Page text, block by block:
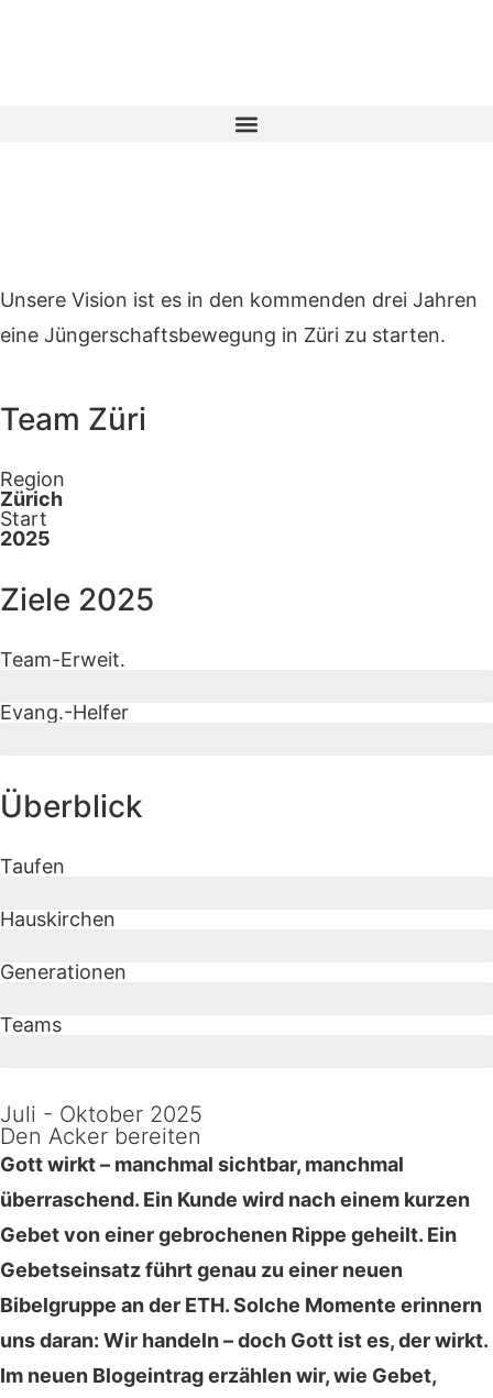
Unsere Vision ist es in den kommenden drei Jahren
eine Jüngerschaftsbewegung in Züri zu starten.
Team Züri
Region
Zürich
Start
2025
Ziele 2025
Team-Erweit.
Evang.-Helfer
Überblick
Taufen
Hauskirchen
Generationen
Teams
Juli - Oktober 2025
Den Acker bereiten
Gott wirkt – manchmal sichtbar, manchmal
überraschend. Ein Kunde wird nach einem kurzen
Gebet von einer gebrochenen Rippe geheilt. Ein
Gebetseinsatz führt genau zu einer neuen
Bibelgruppe an der ETH. Solche Momente erinnern
uns daran: Wir handeln – doch Gott ist es, der wirkt.
Im neuen Blogeintrag erzählen wir, wie Gebet,